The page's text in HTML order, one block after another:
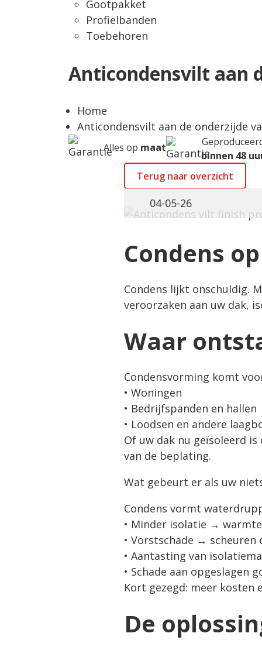
Gootpakket
Profielbanden
Toebehoren
Anticondensvilt aan
Home
Anticondensvilt aan de onderzijde
Alles op maat
binnen 48
Terug naar overzicht
04-05-26
Condens
Condens lijkt onschuldig.
veroorzaken aan uw dak,
Waar
Condensvorming komt
• Woningen
• Bedrijfspanden en hallen
• Loodsen en andere
Of uw dak nu geïsoleerd
van de beplating.
Wat gebeurt er als uw
Condens vormt
• Minder isolatie →
• Vorstschade → scheuren
• Aantasting van
• Schade aan opgeslagen
Kort gezegd: meer kosten
De